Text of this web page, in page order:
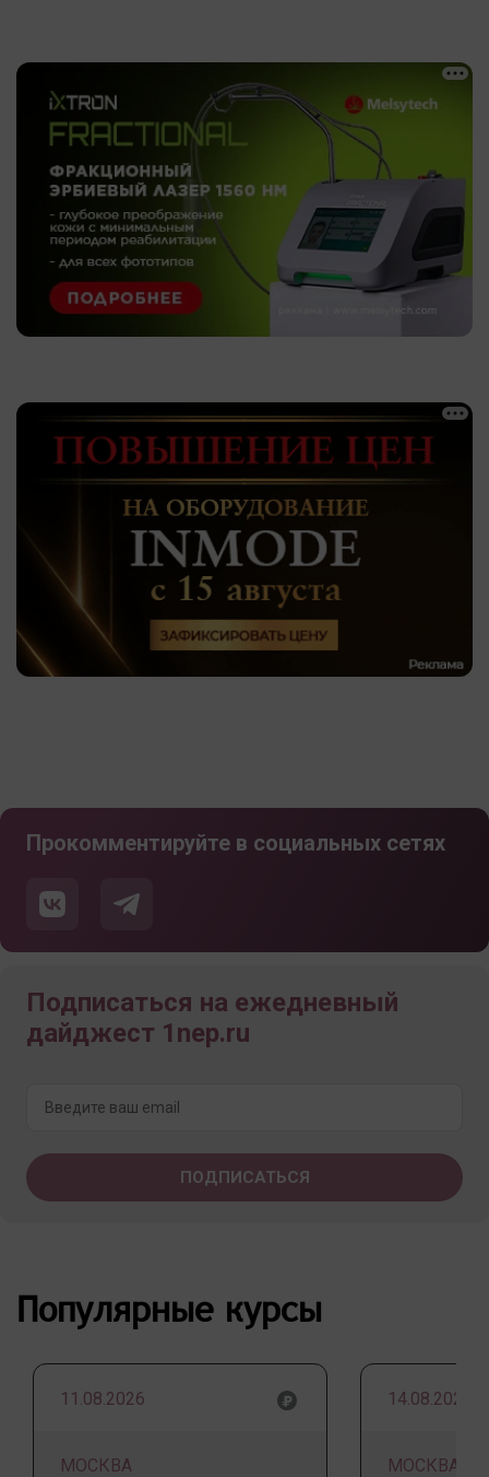
Прокомментируйте в социальных сетях
Подписаться на ежедневный
дайджест 1nep.ru
Популярные курсы
11.08.2026
МОСКВА
14.08.2026
МОСКВА